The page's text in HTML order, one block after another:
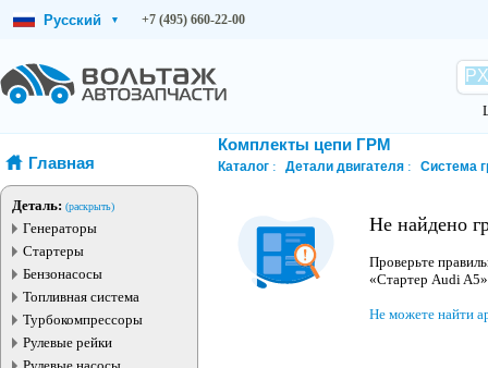
Русский ▾ +7 (495) 660-22-00
Главная
Деталь: (раскрыть)
Генераторы
Стартеры
Бензонасосы
Топливная система
Турбокомпрессоры
Рулевые рейки
Комплекты цепи ГРМ
Каталог Детали двигателя Система
Не найдено
Проверьте
«Стартер Audi
Не можете найти